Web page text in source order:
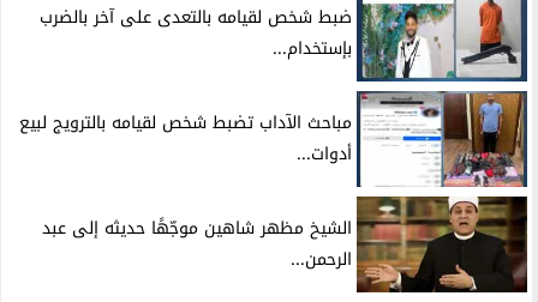
ضبط شخص لقيامه بالتعدى على آخر بالضرب
بإستخدام...
مباحث الآداب تضبط شخص لقيامه بالترويج لبيع
أدوات...
الشيخ مظهر شاهين موجّهًا حديثه إلى عبد
الرحمن...